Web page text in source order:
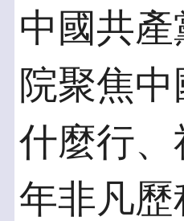
中國共
院聚焦
什麼行
年非凡